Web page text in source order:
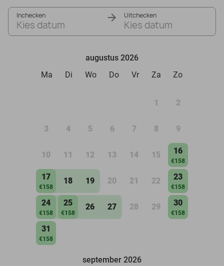
Inchecken
Kies datum
Uitchecken
Kies datum
augustus 2026
Ma
Di Wo Do Vr Za Zo
1 2
3 4 5 6 7 8 9
10 11 12 13 14 15 16
€158
17
€158
18 19 20 21 22 23
€158
24
€158
25
€158
26 27 28 29 30
€158
31
€158
september 2026